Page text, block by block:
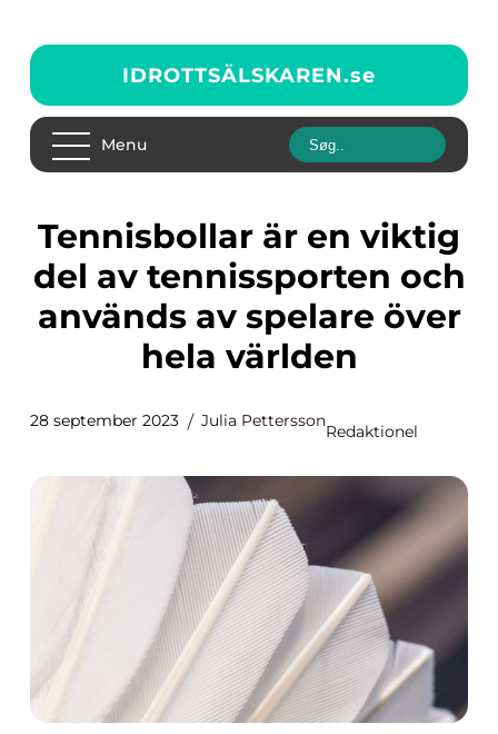
IDROTTSÄLSKAREN.se
Menu
Tennisbollar är en viktig
del av tennissporten och
används av spelare över
hela världen
28 september 2023 Julia Pettersson
Redaktionel